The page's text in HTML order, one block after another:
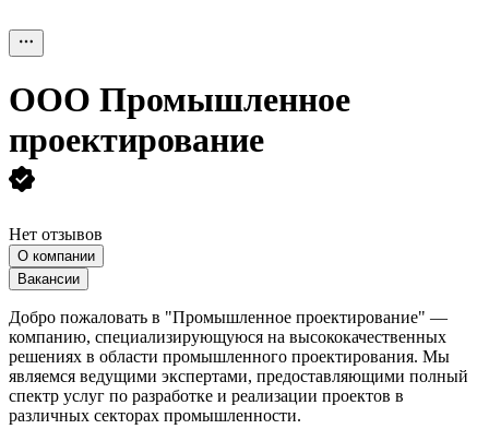
ООО Промышленное
проектирование
Нет отзывов
О компании
Вакансии
Добро пожаловать в "Промышленное проектирование" —
компанию, специализирующуюся на высококачественных
решениях в области промышленного проектирования. Мы
являемся ведущими экспертами, предоставляющими полный
спектр услуг по разработке и реализации проектов в
различных секторах промышленности.